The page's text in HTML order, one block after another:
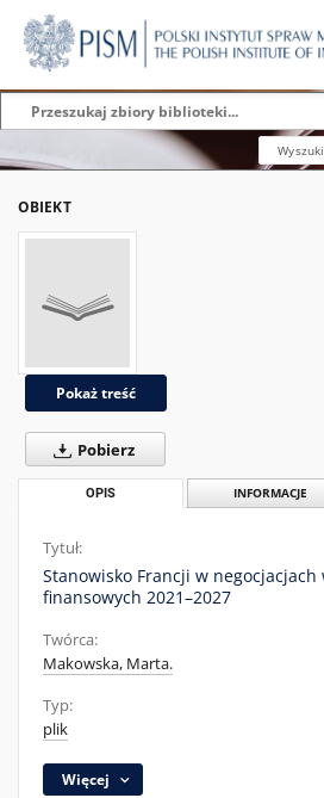
OBIEKT
Pokaż treść
Pobierz
OPIS INFORMACJE
Tytuł:
Stanowisko Francji w
finansowych 2021–2027
Twórca:
Makowska, Marta.
Typ:
plik
Więcej